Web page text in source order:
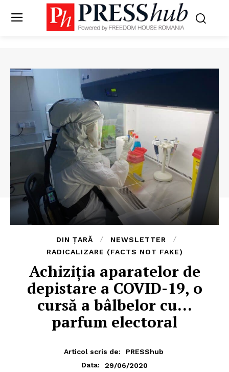
DIN ȚARĂ
NEWSLETTER
RADICALIZARE (FACTS NOT FAKE)
Achiziția aparatelor de
depistare a COVID-19, o
cursă a bâlbelor cu…
parfum electoral
Articol scris de:
PRESShub
Data:
29/06/2020